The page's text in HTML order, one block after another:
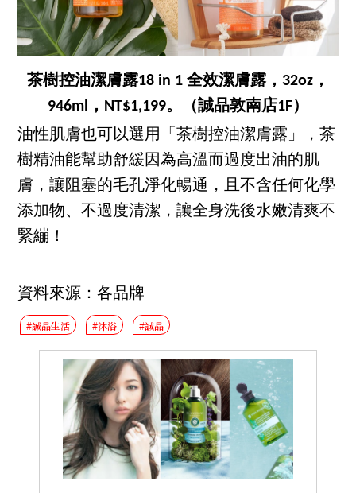
茶樹控油潔膚露18 in 1 全效潔膚露，32oz，
946ml，NT$1,199。（誠品敦南店1F）
油性肌膚也可以選用「茶樹控油潔膚露」，茶
樹精油能幫助舒緩因為高溫而過度出油的肌
膚，讓阻塞的毛孔淨化暢通，且不含任何化學
添加物、不過度清潔，讓全身洗後水嫩清爽不
緊繃！
資料來源：各品牌
#誠品生活 #沐浴 #誠品